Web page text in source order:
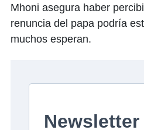
Mhoni asegura haber
renuncia del papa podría
muchos esperan.